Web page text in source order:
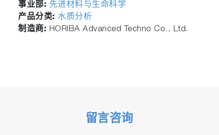
事业部: 先进材料与生命科学
产品分类: 水质分析
制造商: HORIBA Advanced Techno Co., Ltd.
留言咨询